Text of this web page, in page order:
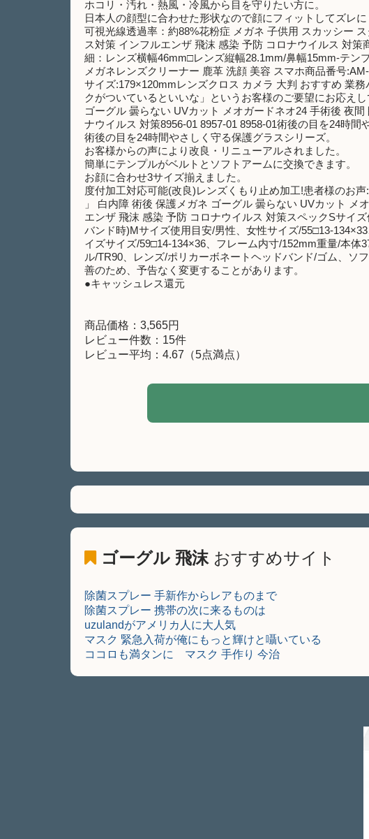
ホコリ・汚れ・熱風・冷風から目を守りたい方に。
日本人の顔型に合わせた形状なので顔にフィットしてズレ
可視光線透過率：約88%花粉症 メガネ 子供用 スカッシー
ス対策 インフルエンザ 飛沫 感染 予防 コロナウイルス 対
細：レンズ横幅46mm□レンズ縦幅28.1mm/鼻幅15mm-テン
メガネレンズクリーナー 鹿革 洗顔 美容 スマホ商品番号
サイズ:179×120mmレンズクロス カメラ 大判 おすすめ 業
クがついているといいな」というお客様のご要望にお応え
ゴーグル 曇らない UVカット メオガードネオ24 手術後 夜
ナウイルス 対策8956-01 8957-01 8958-01術後の目を24時間
術後の目を24時間やさしく守る保護グラスシリーズ。
お客様からの声により改良・リニューアルされました。
簡単にテンプルがベルトとソフトアームに交換できます。
お顔に合わせ3サイズ揃えました。
度付加工対応可能(改良)レンズくもり止め加工!患者様のお
」 白内障 術後 保護メガネ ゴーグル 曇らない UVカット
エンザ 飛沫 感染 予防 コロナウイルス 対策スペックSサイ
バンド時)Mサイズ使用目安/男性、女性サイズ/55□13-
イズサイズ/59□14-134×36、フレーム内寸/152mm重量/本
ル/TR90、レンズ/ポリカーボネートヘッドバンド/ゴム、ソ
善のため、予告なく変更することがあります。
●キャッシュレス還元
商品価格：3,565円
レビュー件数：15件
レビュー平均：4.67（5点満点）
ゴーグル 飛沫おすすめサイト
除菌スプレー 手新作からレアものまで
除菌スプレー 携帯の次に来るものは
uzulandがアメリカ人に大人気
マスク 緊急入荷が俺にもっと輝けと囁いている
ココロも満タンに マスク 手作り 今治